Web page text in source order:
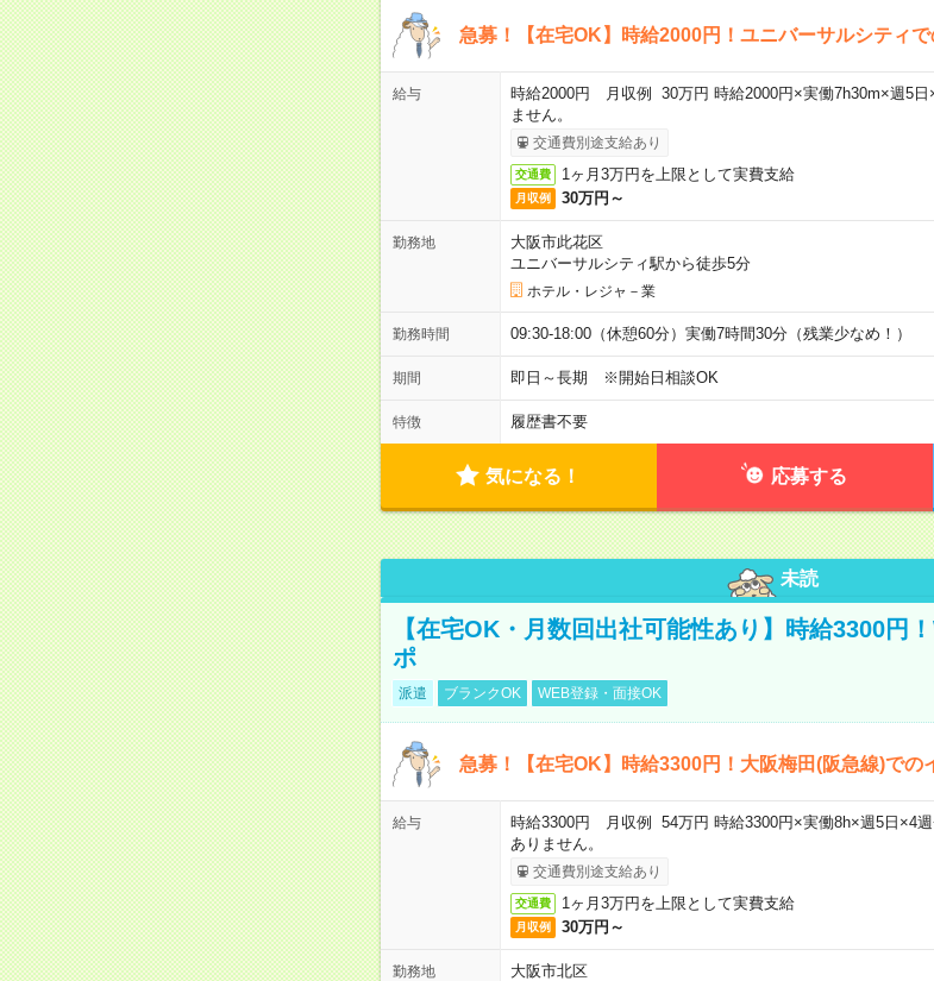
急募！【在宅OK】時給2000円！ユニバーサルシティ
給与
時給2000円 月収例 30万円 時給2000円×実働7h30m×週5
ません。
交通費別途支給あり
交通費 1ヶ月3万円を上限として実費支給
月収例 30万円～
勤務地
大阪市此花区
ユニバーサルシティ駅から徒歩5分
ホテル・レジャ－業
勤務時間 09:30-18:00（休憩60分）実働7時間30分（残業少なめ！）
期間 即日～長期 ※開始日相談OK
特徴 履歴書不要
気になる！ 応募する
未読
【在宅OK・月数回出社可能性あり】時給3300円
ポ
派遣 ブランクOK WEB登録・面接OK
急募！【在宅OK】時給3300円！大阪梅田(阪急線)での
給与
時給3300円 月収例 54万円 時給3300円×実働8h×週5日×4
ありません。
交通費別途支給あり
交通費 1ヶ月3万円を上限として実費支給
月収例 30万円～
勤務地
大阪市北区